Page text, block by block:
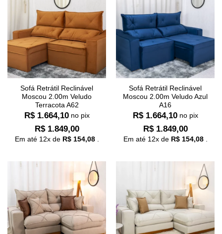
Sofá Retrátil Reclinável
Moscou 2.00m Veludo
Terracota A62
R$1.664,10 no pix
R$1.849,00
Em até 12x de R$154,08.
Sofá Retrátil Reclinável
Moscou 2.00m Veludo Azul
A16
R$1.664,10 no pix
R$1.849,00
Em até 12x de R$154,08.